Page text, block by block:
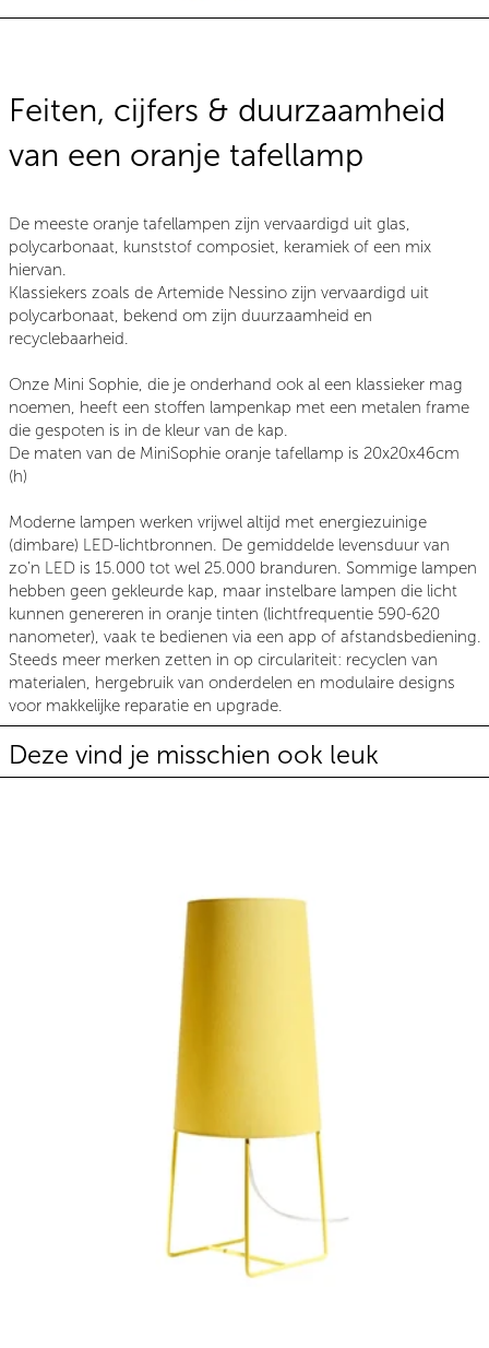
Feiten, cijfers & duurzaamheid
van een oranje tafellamp
De meeste oranje tafellampen zijn vervaardigd uit glas,
polycarbonaat, kunststof composiet, keramiek of een mix
hiervan.
Klassiekers zoals de Artemide Nessino zijn vervaardigd uit
polycarbonaat, bekend om zijn duurzaamheid en
recyclebaarheid.
Onze Mini Sophie, die je onderhand ook al een klassieker mag
noemen, heeft een stoffen lampenkap met een metalen frame
die gespoten is in de kleur van de kap.
De maten van de MiniSophie oranje tafellamp is 20x20x46cm
(h)
Moderne lampen werken vrijwel altijd met energiezuinige
(dimbare) LED-lichtbronnen. De gemiddelde levensduur van
zo’n LED is 15.000 tot wel 25.000 branduren. Sommige lampen
hebben geen gekleurde kap, maar instelbare lampen die licht
kunnen genereren in oranje tinten (lichtfrequentie 590-620
nanometer), vaak te bedienen via een app of afstandsbediening.
Steeds meer merken zetten in op circulariteit: recyclen van
materialen, hergebruik van onderdelen en modulaire designs
voor makkelijke reparatie en upgrade.
Deze vind je misschien ook leuk